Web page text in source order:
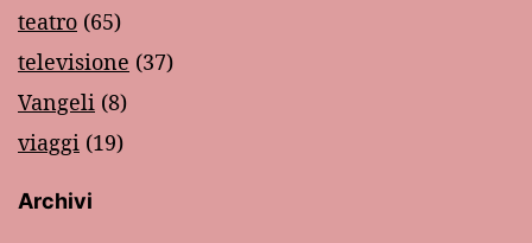
teatro (65)
televisione (37)
Vangeli (8)
viaggi (19)
Archivi